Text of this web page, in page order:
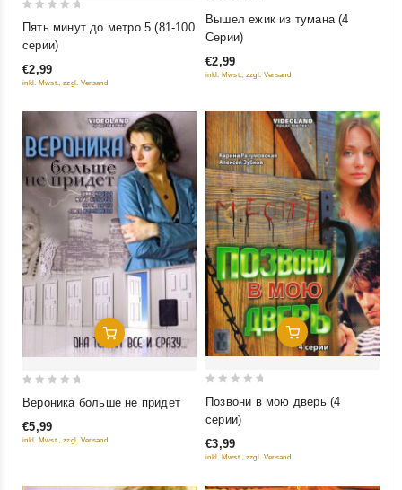
5
Пять минут до метро 5 (81-100
серии)
€2,99
inkl. Mwst., zzgl. Versand
5
Вышел ежик из тумана (4
Серии)
€2,99
inkl. Mwst., zzgl. Versand
Добавить В Корзину
out
of
Вероника больше не придет
€5,99
inkl. Mwst., zzgl. Versand
Добавить В Корзину
5
Позвони в мою дверь (4
серии)
€3,99
inkl. Mwst., zzgl. Versand